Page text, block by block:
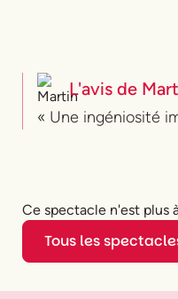
L'avis de
« Une ingéniosité
Ce spectacle n'est plus
Tous les